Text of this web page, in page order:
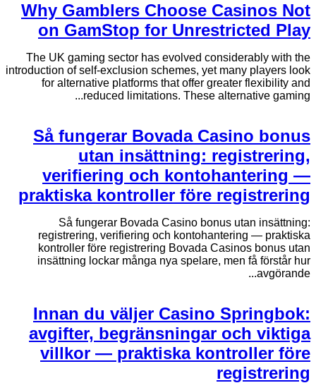
Why Gamblers Choose Casinos Not
on GamStop for Unrestricted Play
The UK gaming sector has evolved considerably with the
introduction of self-exclusion schemes, yet many players look
for alternative platforms that offer greater flexibility and
reduced limitations. These alternative gaming...
Så fungerar Bovada Casino bonus
utan insättning: registrering,
verifiering och kontohantering —
praktiska kontroller före registrering
Så fungerar Bovada Casino bonus utan insättning:
registrering, verifiering och kontohantering — praktiska
kontroller före registrering Bovada Casinos bonus utan
insättning lockar många nya spelare, men få förstår hur
avgörande...
Innan du väljer Casino Springbok:
avgifter, begränsningar och viktiga
villkor — praktiska kontroller före
registrering